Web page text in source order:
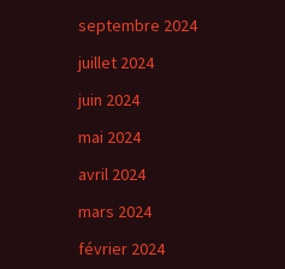
septembre 2024
juillet 2024
juin 2024
mai 2024
avril 2024
mars 2024
février 2024